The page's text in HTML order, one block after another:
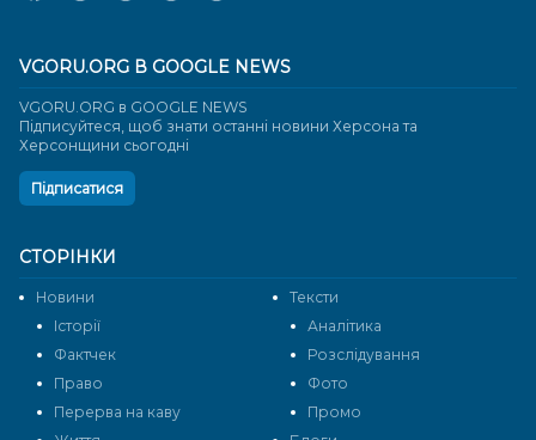
СТОРІНКИ
Новини
Тексти
Історії
Аналітика
Фактчек
Розслідування
Право
Фото
Перерва на каву
Промо
VGORU.ORG В GOOGLE NEWS
VGORU.ORG в GOOGLE NEWS
Підписуйтеся, щоб знати останні новини Херсона та
Херсонщини сьогодні
Підписатися